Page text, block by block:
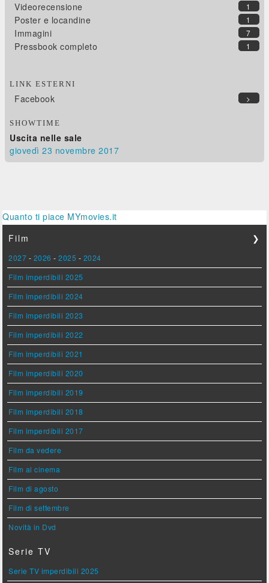
1
Videorecensione
1
Poster e locandine
7
Immagini
1
Pressbook completo
LINK ESTERNI
>
Facebook
SHOWTIME
Uscita nelle sale
giovedì 23 novembre 2017
Quanto ti piace MYmovies.it
Film
❯
2027 - 2026 -2025 - 2024
Film imperdibili 2025
Film imperdibili 2024
Film imperdibili 2023
Film imperdibili 2022
Film imperdibili 2021
Film imperdibili 2020
Film imperdibili 2019
Film imperdibili 2018
Film imperdibili 2017
Film da vedere
Film al cinema
Film di agosto
Film di settembre
Novità in Dvd
Serie TV
Serie TV imperdibili 2025